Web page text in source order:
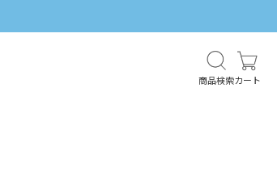
商品検索カート